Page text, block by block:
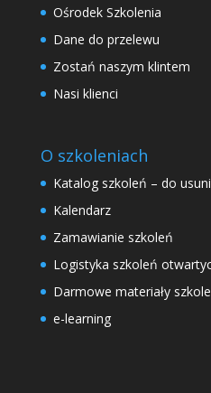
Ośrodek Szkolenia
Dane do przelewu
Zostań naszym klintem
Nasi klienci
O szkoleniach
Katalog szkoleń – do
Kalendarz
Zamawianie szkoleń
Logistyka szkoleń
Darmowe materiały
e-learning